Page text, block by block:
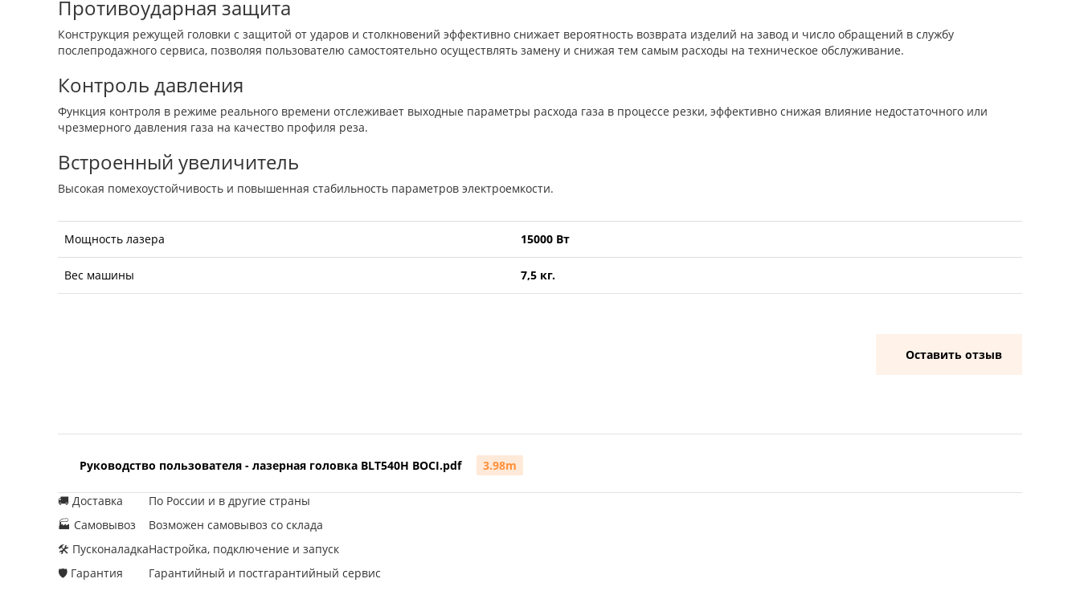
Противоударная защита
Конструкция режущей головки с защитой от ударов и столкновений эффективно снижает вероятность возврата изделий на завод и число обращений в службу
послепродажного сервиса, позволяя пользователю самостоятельно осуществлять замену и снижая тем самым расходы на техническое обслуживание.
Контроль давления
Функция контроля в режиме реального времени отслеживает выходные параметры расхода газа в процессе резки, эффективно снижая влияние недостаточного или
чрезмерного давления газа на качество профиля реза.
Встроенный увеличитель
Высокая помехоустойчивость и повышенная стабильность параметров электроемкости.
Мощность лазера 15000 Вт
Вес машины 7,5 кг.
Оставить отзыв
Руководство пользователя - лазерная головка BLT540H BOCI.pdf 3.98m
🚚 Доставка
🏭 Самовывоз
🛠 Пусконаладка
🛡 Гарантия
По России и в другие страны
Возможен самовывоз со склада
Настройка, подключение и запуск
Гарантийный и постгарантийный сервис